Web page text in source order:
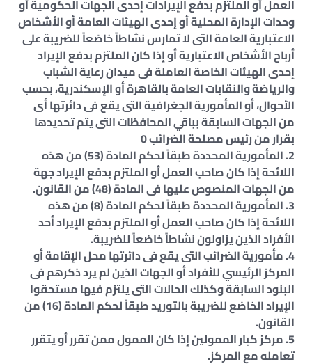
العمل أو الملتزم بدفع الإيرادات إحدى الجهات الحكومية أو
وحدات الإدارة المحلية أو إحدى الهيئات العامة أو الأشخاص
الاعتبارية العامة التى لا تمارس نشاطاً خاضعاً للضريبة على
أرباح الأشخاص الاعتبارية أو إذا كان الملتزم بدفع الإيراد
إحدى الهيئات الخاصة العاملة فى ميدان رعاية الشباب
والرياضة والنقابات العامة بالقاهرة أو الإسكندرية، بحسب
الأحوال، أو المأمورية الجغرافية التى يقع فى دائرتها أى
من الجهات السابقة بباقي المحافظات التى يتم تحديدها
بقرار من رئيس مصلحة الضرائب 0
2. المأمورية المحددة طبقاً لحكم المادة (53) من هذه
اللائحة إذا كان صاحب العمل أو الملتزم بدفع الإيراد جهة
من الجهات المنصوص عليها فى المادة (48) من القانون.
3. المأمورية المحددة طبقاً لحكم المادة (8) من هذه
اللائحة إذا كان صاحب العمل أو الملتزم بدفع الإيراد أحد
الأفراد الذين يزاولون نشاطاً خاضعاً للضريبة.
4. مأمورية الضرائب التى يقع فى دائرتها محل الإقامة أو
المركز الرئيسي للأفراد أو الجهات الذين لم يرد ذكرهم فى
البنود السابقة وكذلك الحالات التى يلتزم فيها مستحقوا
الإيراد الخاضع للضريبة بالتوريد طبقاً لحكم المادة (16) من
القانون.
5. مركز كبار الممولين إذا كان الممول ممن تقرر أو يتقرر
تعامله مع المركز.